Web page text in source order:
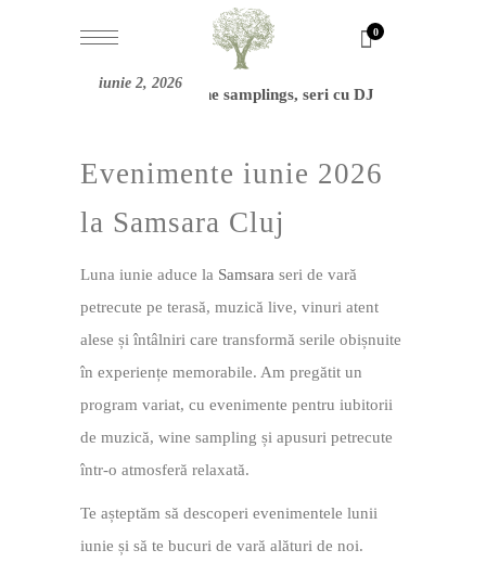
0
iunie 2, 2026
Evenimente iunie 2026
la Samsara Cluj
Luna iunie aduce la Samsara seri de vară
petrecute pe terasă, muzică live, vinuri atent
alese și întâlniri care transformă serile obișnuite
în experiențe memorabile. Am pregătit un
program variat, cu evenimente pentru iubitorii
de muzică, wine sampling și apusuri petrecute
într-o atmosferă relaxată.
Te așteptăm să descoperi evenimentele lunii
iunie și să te bucuri de vară alături de noi.